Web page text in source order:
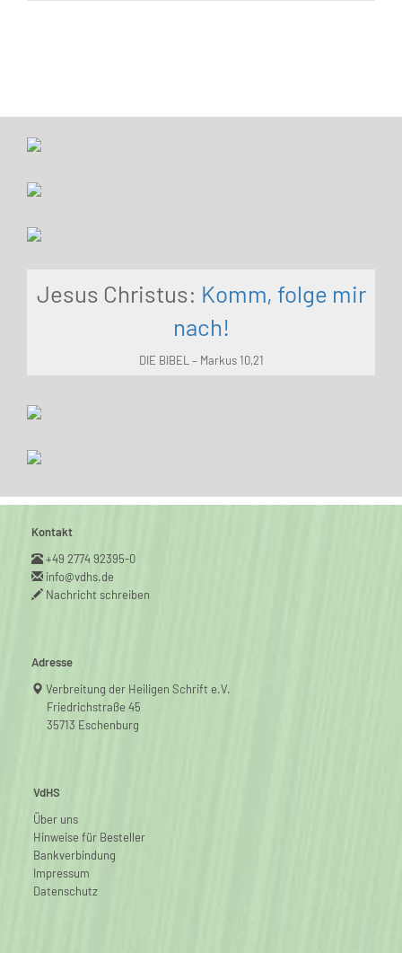
Jesus Christus: Komm, folge mir
nach!
DIE BIBEL – Markus 10,21
Kontakt
+49 2774 92395-0
info@vdhs.de
Nachricht schreiben
Adresse
Verbreitung der Heiligen Schrift e.V.
Friedrichstraße 45
35713 Eschenburg
VdHS
Über uns
Hinweise für Besteller
Bankverbindung
Impressum
Datenschutz